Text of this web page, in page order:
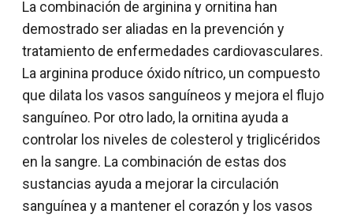
La combinación de arginina y ornitina han
demostrado ser aliadas en la prevención y
tratamiento de enfermedades cardiovasculares.
La arginina produce óxido nítrico, un compuesto
que dilata los vasos sanguíneos y mejora el flujo
sanguíneo. Por otro lado, la ornitina ayuda a
controlar los niveles de colesterol y triglicéridos
en la sangre. La combinación de estas dos
sustancias ayuda a mejorar la circulación
sanguínea y a mantener el corazón y los vasos